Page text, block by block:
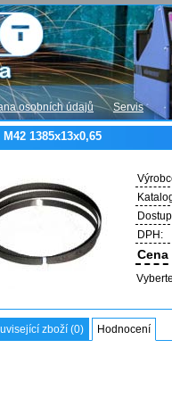
1385x13x0,65
osobních údajů Servis
DPH:
zboží (0) Hodnocení